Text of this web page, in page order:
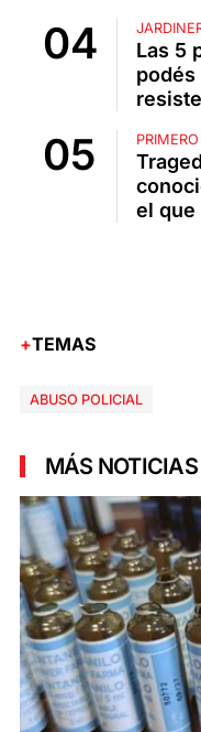
Las 5
podés
el que
TEMAS
ABUSO POLICIAL
MÁS